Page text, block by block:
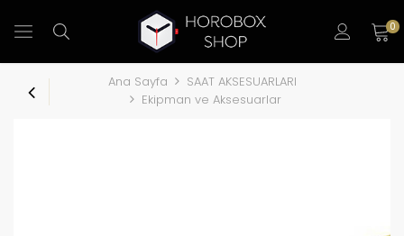
0
Ana Sayfa
SAAT AKSESUARLARI
Ekipman ve Aksesuarlar